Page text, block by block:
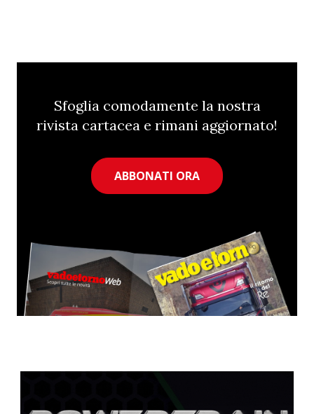
Sfoglia comodamente la nostra
rivista cartacea e rimani aggiornato!
ABBONATI ORA